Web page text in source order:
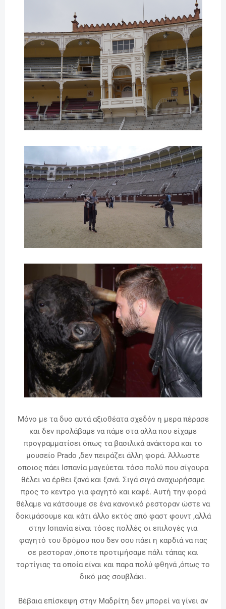
Μόνο με τα δυο αυτά αξιοθέατα σχεδόν η μερα πέρασε
και δεν προλάβαμε να πάμε στα αλλα που είχαμε
προγραμματίσει όπως τα βασιλικά ανάκτορα και το
μουσείο Prado ,δεν πειράζει άλλη φορά. Άλλωστε
οποιος πάει Ισπανία μαγεύεται τόσο πολύ που σίγουρα
θέλει να έρθει ξανά και ξανά. Σιγά σιγά αναχωρήσαμε
προς το κεντρο για φαγητό και καφέ. Αυτή την φορά
θέλαμε να κάτσουμε σε ένα κανονικό ρεστοραν ώστε να
δοκιμάσουμε και κάτι άλλο εκτός από φαστ φουντ ,αλλά
στην Ισπανία είναι τόσες πολλές οι επιλογές για
φαγητό του δρόμου που δεν σου πάει η καρδιά να πας
σε ρεστοραν ,όποτε προτιμήσαμε πάλι τάπας και
τορτίγιας τα οποία είναι και παρα πολύ φθηνά ,όπως το
δικό μας σουβλάκι.
Βέβαια επίσκεψη στην Μαδρίτη δεν μπορεί να γίνει αν